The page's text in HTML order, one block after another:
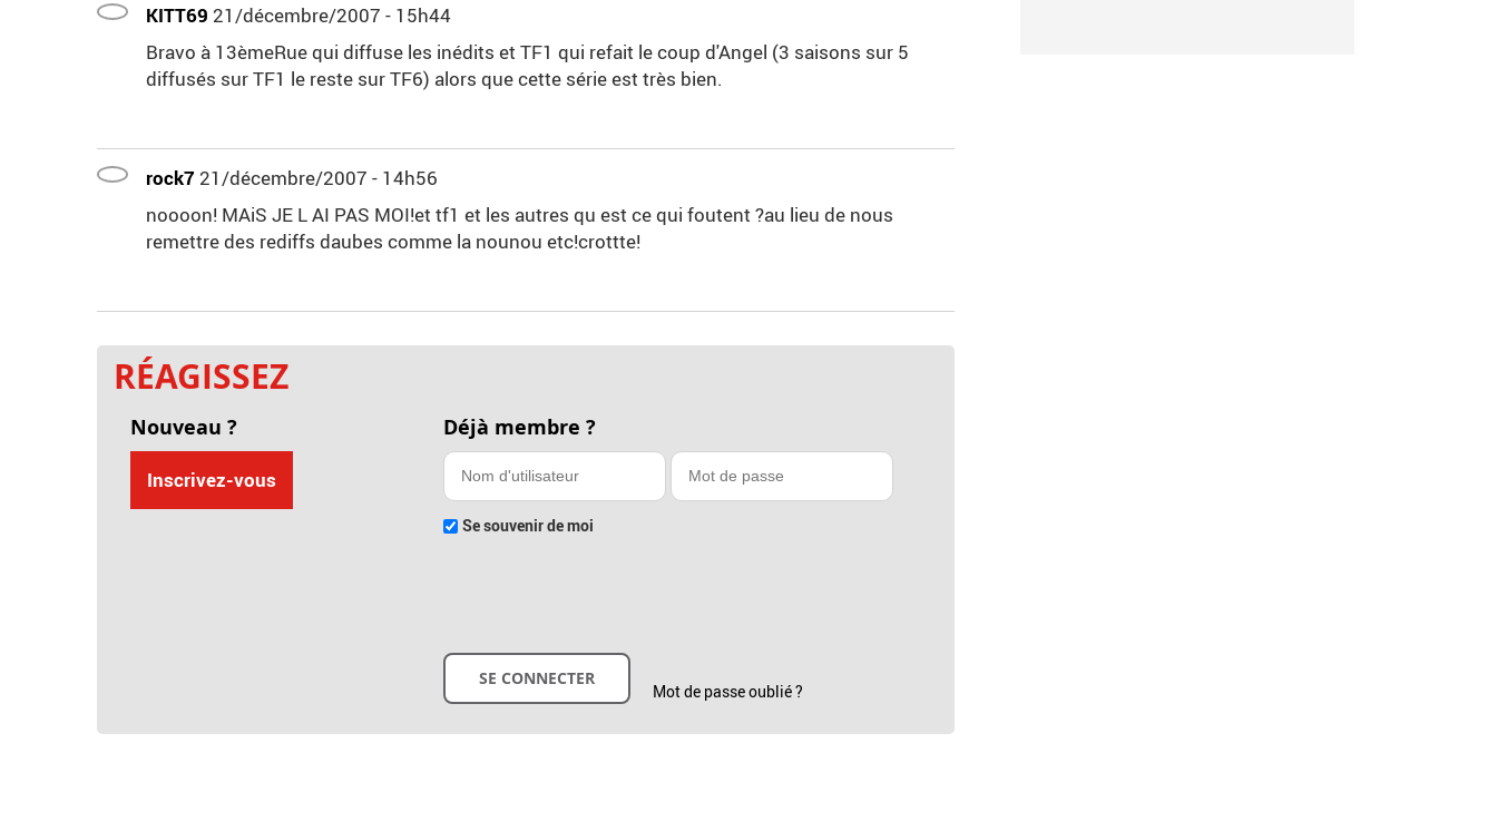
KITT69 21/décembre/2007 - 15h44
Bravo à 13èmeRue qui diffuse les inédits et TF1 qui refait le coup d'Angel (3 saisons sur 5
diffusés sur TF1 le reste sur TF6) alors que cette série est très bien.
rock7 21/décembre/2007 - 14h56
noooon! MAiS JE L AI PAS MOI!et tf1 et les autres qu est ce qui foutent ?au lieu de nous
remettre des rediffs daubes comme la nounou etc!crottte!
RÉAGISSEZ
Nouveau ?
Inscrivez-vous
Déjà membre ?
Se souvenir de moi
Mot de passe oublié ?